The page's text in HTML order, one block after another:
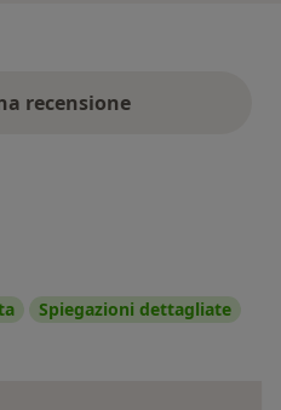
recensione
Spiegazioni dettagliate